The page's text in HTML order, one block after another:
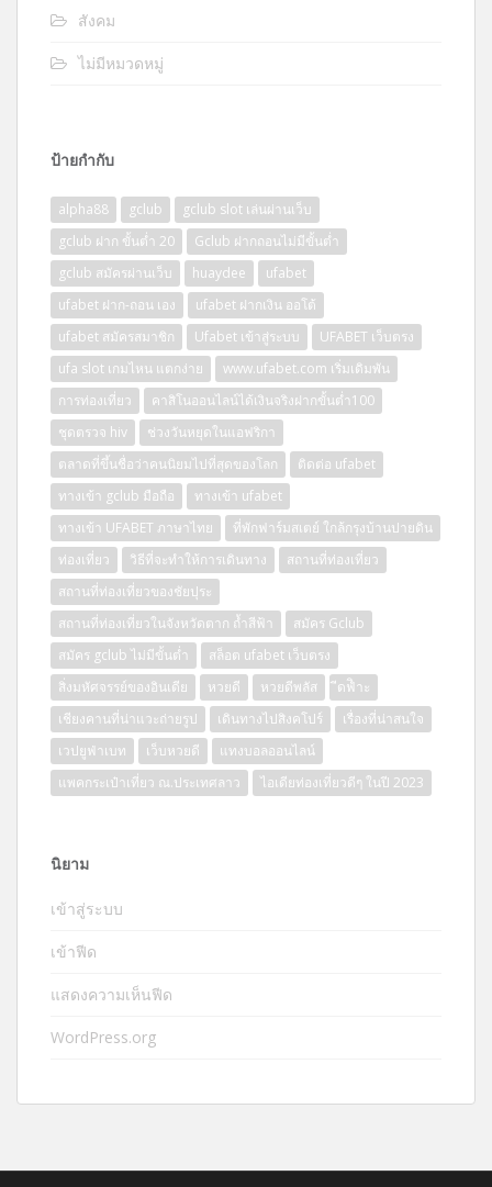
สังคม
ไม่มีหมวดหมู่
ป้ายกำกับ
alpha88 gclub
gclub slot เล่นผ่านเว็บ
gclub ฝาก ขั้นต่ำ 20
Gclub ฝากถอนไม่มีขั้นต่ำ
gclub สมัครผ่านเว็บ
huaydee
ufabet
ufabet ฝาก-ถอน เอง
ufabet ฝากเงิน ออโต้
ufabet สมัครสมาชิก
Ufabet เข้าสู่ระบบ
UFABET เว็บตรง
ufa slot เกมไหน แตกง่าย
www.ufabet.com เริ่มเดิมพัน
การท่องเที่ยว
คาสิโนออนไลน์ได้เงินจริงฝากขั้นต่ำ100
ชุดตรวจ hiv
ช่วงวันหยุดในแอฟริกา
ตลาดที่ขึ้นชื่อว่าคนนิยมไปที่สุดของโลก
ติดต่อ ufabet
ทางเข้า gclub มือถือ
ทางเข้า ufabet
ทางเข้า UFABET ภาษาไทย
ที่พักฟาร์มสเตย์ ใกล้กรุงบ้านปายดิน
ท่องเที่ยว
วิธีที่จะทำให้การเดินทาง
สถานที่ท่องเที่ยว
สถานที่ท่องเที่ยวของชัยปุระ
สถานที่ท่องเที่ยวในจังหวัดตาก ถ้ำสีฟ้า
สมัคร Gclub
สมัคร gclub ไม่มีขั้นต่ำ
สล็อต ufabet เว็บตรง
สิ่งมหัศจรรย์ของอินเดีย
หวยดี หวยดีพลัส
ีดฟิำะ
เชียงคานที่น่าแวะถ่ายรูป
เดินทางไปสิงคโปร์
เรื่องที่น่าสนใจ
เวปยูฟ่าเบท
เว็บหวยดี
แทงบอลออนไลน์
แพคกระเป๋าเที่ยว ณ.ประเทศลาว
ไอเดียท่องเที่ยวดีๆ ในปี 2023
นิยาม
เข้าสู่ระบบ
เข้าฟีด
แสดงความเห็นฟีด
WordPress.org